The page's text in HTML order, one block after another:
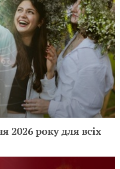
2026 року для всіх